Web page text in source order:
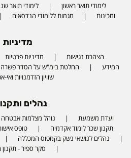
לימודי תואר ראשון לימודי תואר שני
ומכינות
מגמות ללימודי הנדסאים
מדיניות
הצהרת נגישות מדיניות פרטיות
המידע
החלטת בימ"ש על הסדר פשרה
שוויון הזדמנויות ואי-
נהלים
ועדת משמעת נוהל מצלמות אבטחה
תקנון שכר לימוד אקדמיה
טופס
נהלים לנושאי נשק בקמפוס המכללה
סקר ספיר -